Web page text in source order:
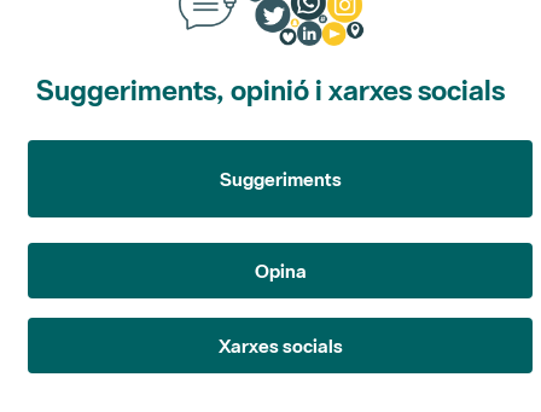
Suggeriments, opinió i xarxes socials
Suggeriments
Opina
Xarxes socials